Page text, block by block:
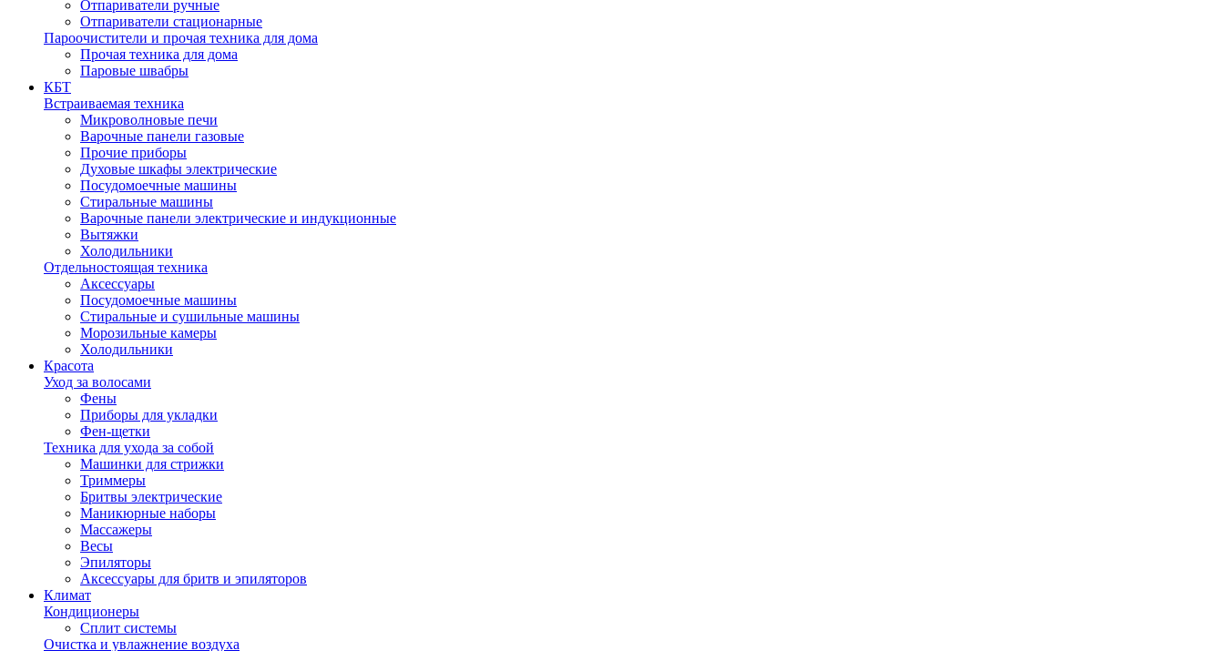
Отпариватели ручные
Отпариватели стационарные
Пароочистители и прочая техника для дома
Прочая техника для дома
Паровые швабры
КБТ
Встраиваемая техника
Микроволновые печи
Варочные панели газовые
Прочие приборы
Духовые шкафы электрические
Посудомоечные машины
Стиральные машины
Варочные панели электрические и индукционные
Вытяжки
Холодильники
Отдельностоящая техника
Аксессуары
Посудомоечные машины
Стиральные и сушильные машины
Морозильные камеры
Холодильники
Красота
Уход за волосами
Фены
Приборы для укладки
Фен-щетки
Техника для ухода за собой
Машинки для стрижки
Триммеры
Бритвы электрические
Маникюрные наборы
Массажеры
Весы
Эпиляторы
Аксессуары для бритв и эпиляторов
Климат
Кондиционеры
Сплит системы
Очистка и увлажнение воздуха